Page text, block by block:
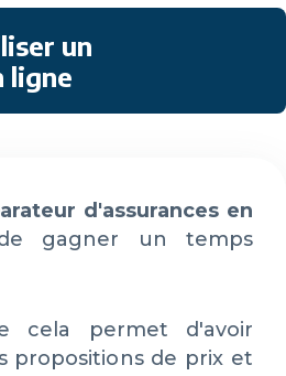
un
ligne
d'assurances en
gagner un temps
cela permet d'avoir
propositions de prix et